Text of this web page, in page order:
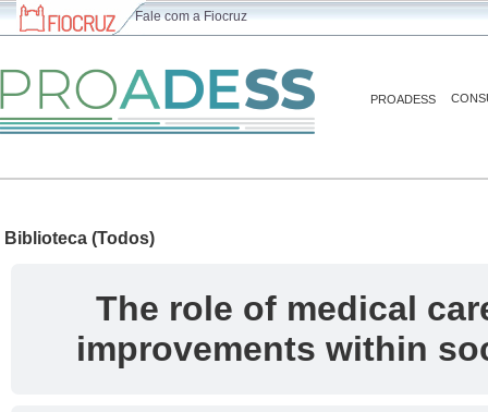
Fale com a Fiocruz
PROADESS
Biblioteca (Todos)
The role of medical
improvements within